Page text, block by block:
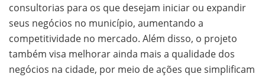
consultorias para os que desejam iniciar ou expandir
seus negócios no município, aumentando a
competitividade no mercado. Além disso, o projeto
também visa melhorar ainda mais a qualidade dos
negócios na cidade, por meio de ações que simplificam